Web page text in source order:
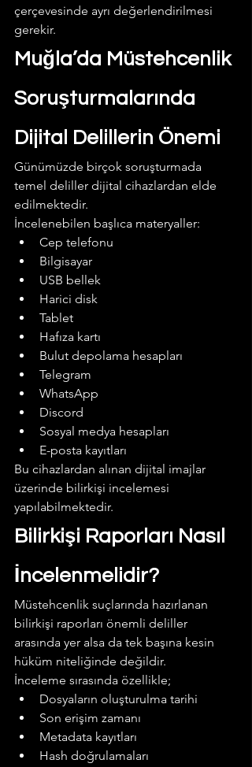
çerçevesinde ayrı değerlendirilmesi
gerekir.
Muğla’da Müstehcenlik
Soruşturmalarında
Dijital Delillerin Önemi
Günümüzde birçok soruşturmada
temel deliller dijital cihazlardan elde
edilmektedir.
İncelenebilen başlıca materyaller:
Cep telefonu
Bilgisayar
USB bellek
Harici disk
Tablet
Hafıza kartı
Bulut depolama hesapları
Telegram
WhatsApp
Discord
Sosyal medya hesapları
E-posta kayıtları
Bu cihazlardan alınan dijital imajlar
üzerinde bilirkişi incelemesi
yapılabilmektedir.
Bilirkişi Raporları Nasıl
İncelenmelidir?
Müstehcenlik suçlarında hazırlanan
bilirkişi raporları önemli deliller
arasında yer alsa da tek başına kesin
hüküm niteliğinde değildir.
İnceleme sırasında özellikle;
Dosyaların oluşturulma tarihi
Son erişim zamanı
Metadata kayıtları
Hash doğrulamaları